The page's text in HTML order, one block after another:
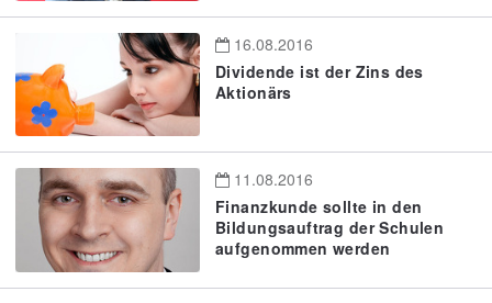
16.08.2016
Dividende ist der Zins des
Aktionärs
11.08.2016
Finanzkunde sollte in den
Bildungsauftrag der Schulen
aufgenommen werden